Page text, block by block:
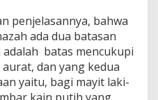
penjelasannya, bahwa
ada dua batasan
batas mencukupi
dan yang kedua
yaitu, bagi mayit laki-